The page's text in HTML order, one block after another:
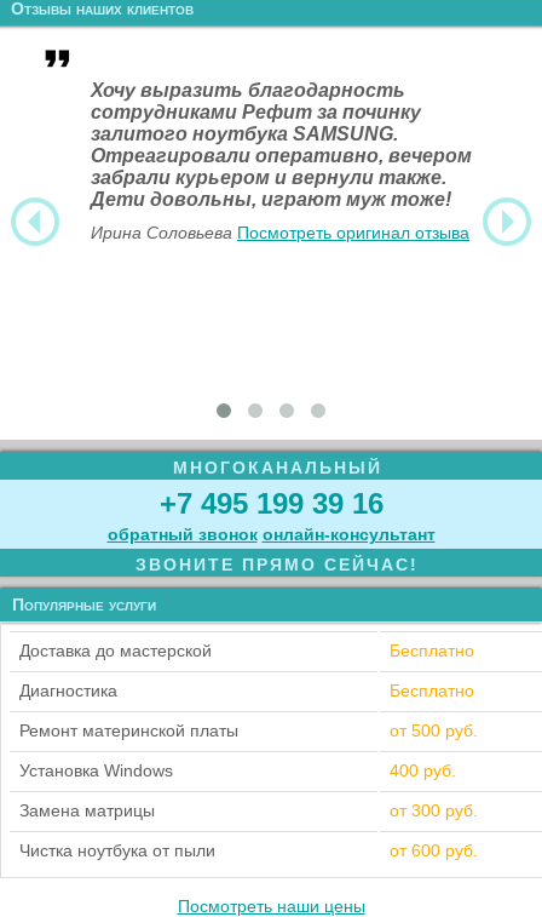
Отзывы наших клиентов
Хочу выразить благодарность
сотрудниками Рефит за починку
залитого ноутбука SAMSUNG.
Отреагировали оперативно, вечером
забрали курьером и вернули также.
Дети довольны, играют муж тоже!
Ирина Соловьева Посмотреть оригинал отзыва
МНОГОКАНАЛЬНЫЙ
+7 495 199 39 16
обратный звонок онлайн‑консультант
ЗВОНИТЕ ПРЯМО СЕЙЧАС!
Популярные услуги
Доставка до мастерской Бесплатно
Диагностика Бесплатно
Ремонт материнской платы от 500 руб.
Установка Windows 400 руб.
Замена матрицы от 300 руб.
Чистка ноутбука от пыли от 600 руб.
Посмотреть наши цены